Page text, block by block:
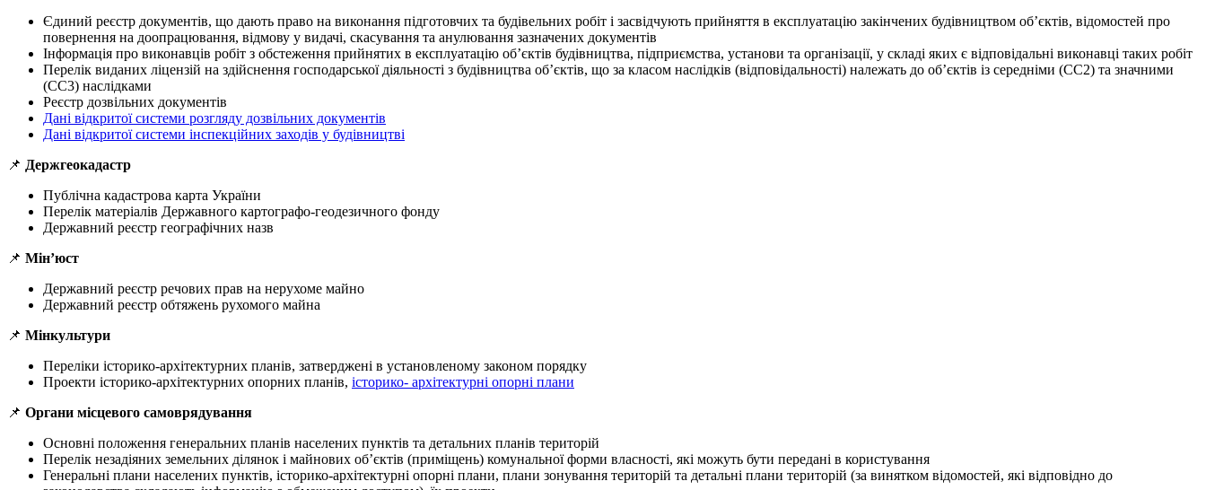
Єдиний реєстр документів, що дають право на виконання підготовчих та будівельних робіт і засвідчують прийняття в експлуатацію закінчених будівництвом об’єктів, відомостей про
повернення на доопрацювання, відмову у видачі, скасування та анулювання зазначених документів
Інформація про виконавців робіт з обстеження прийнятих в експлуатацію об’єктів будівництва, підприємства, установи та організації, у складі яких є відповідальні виконавці таких робіт
Перелік виданих ліцензій на здійснення господарської діяльності з будівництва об’єктів, що за класом наслідків (відповідальності) належать до об’єктів із середніми (СС2) та значними
(СС3) наслідками
Реєстр дозвільних документів
Дані відкритої системи розгляду дозвільних документів
Дані відкритої системи інспекційних заходів у будівництві
📌 Держгеокадастр
Публічна кадастрова карта України
Перелік матеріалів Державного картографо-геодезичного фонду
Державний реєстр географічних назв
📌 Мін’юст
Державний реєстр речових прав на нерухоме майно
Державний реєстр обтяжень рухомого майна
📌 Мінкультури
Переліки історико-архітектурних планів, затверджені в установленому законом порядку
Проекти історико-архітектурних опорних планів, історико- архітектурні опорні плани
📌 Органи місцевого самоврядування
Основні положення генеральних планів населених пунктів та детальних планів територій
Перелік незадіяних земельних ділянок і майнових об’єктів (приміщень) комунальної форми власності, які можуть бути передані в користування
Генеральні плани населених пунктів, історико-архітектурні опорні плани, плани зонування територій та детальні плани територій (за винятком відомостей, які відповідно до